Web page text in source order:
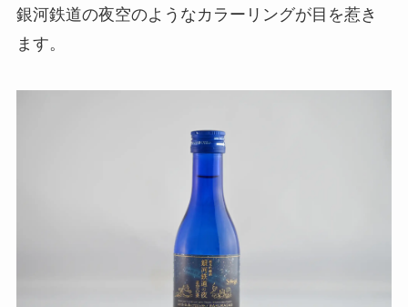
銀河鉄道の夜空のようなカラーリングが目を惹き
ます。